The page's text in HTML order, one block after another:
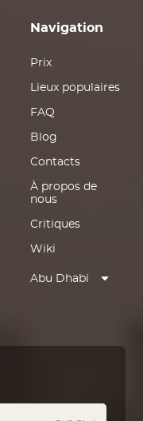
Navigation
Prix
Lieux populaires
FAQ
Blog
Contacts
À propos de
nous
Critiques
Wiki
Abu Dhabi